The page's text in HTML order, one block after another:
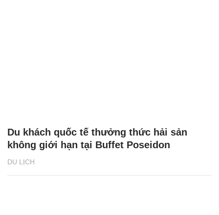
DU LỊCH
Du khách quốc tế thưởng thức hải sản
không giới hạn tại Buffet Poseidon